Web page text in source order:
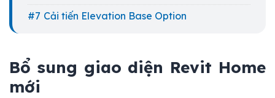
Cải tiến Elevation Base Option
Bổ sung giao diện Revit Home
mới